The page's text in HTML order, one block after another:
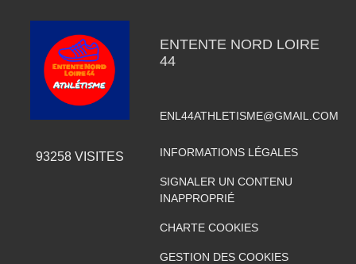
93258VISITES
ENTENTE NORD LOIRE
44
ENL44ATHLETISME@GMAIL.COM
INFORMATIONS LÉGALES
SIGNALER UN CONTENU
INAPPROPRIÉ
CHARTE COOKIES
GESTION DES COOKIES